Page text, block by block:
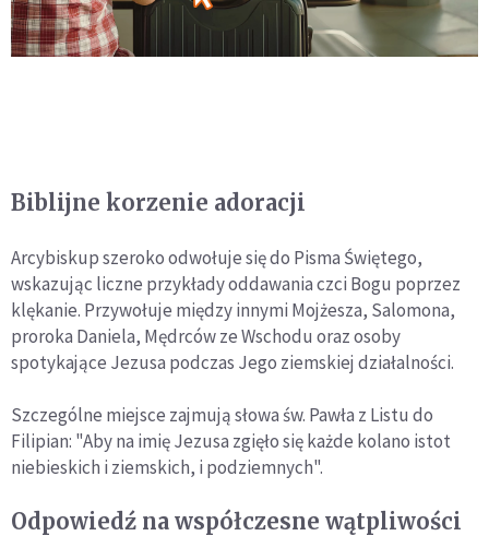
Biblijne korzenie adoracji
Arcybiskup szeroko odwołuje się do Pisma Świętego,
wskazując liczne przykłady oddawania czci Bogu poprzez
klękanie. Przywołuje między innymi Mojżesza, Salomona,
proroka Daniela, Mędrców ze Wschodu oraz osoby
spotykające Jezusa podczas Jego ziemskiej działalności.
Szczególne miejsce zajmują słowa św. Pawła z Listu do
Filipian: "Aby na imię Jezusa zgięło się każde kolano istot
niebieskich i ziemskich, i podziemnych".
Odpowiedź na współczesne wątpliwości